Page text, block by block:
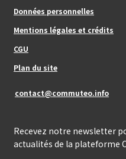
Données personnelles
Mentions légales et crédits
CGU
Plan du site
contact@commuteo.info
Recevez notre newsletter
actualités de la plateforme